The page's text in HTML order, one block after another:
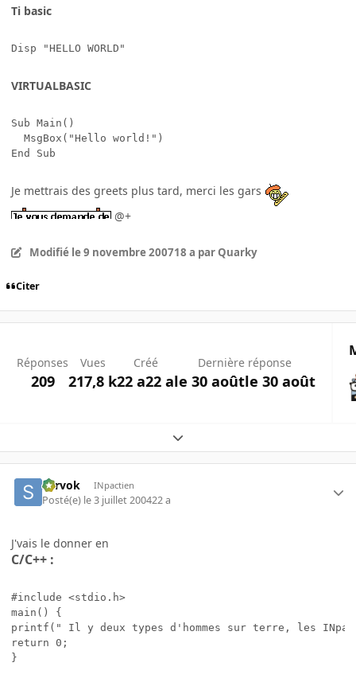
Ti basic
Disp "HELLO WORLD"
VIRTUALBASIC
Sub Main()
  MsgBox("Hello world!")
End Sub
Je mettrais des greets plus tard, merci les gars
@+
Modifié le 9 novembre 200718 a par Quarky
Citer
Réponses
209
Vues
217,8 k
Créé
22 a22 a
Dernière réponse
le 30 aoûtle 30 août
Expand topic overview
Sarvok INpactien
Posté(e) le 3 juillet 200422 a
J'vais le donner en
C/C++ :
#include <stdio.h>
main() {
printf(" Il y deux types d'hommes sur terre, les
return 0;
}